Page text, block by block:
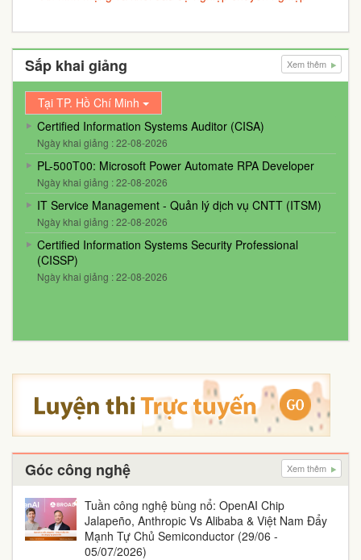
Sắp khai giảng Xem thêm
Tại TP. Hồ Chí Minh
Certified Information Systems Auditor (CISA)
Ngày khai giảng : 22-08-2026
PL-500T00: Microsoft Power Automate RPA Developer
Ngày khai giảng : 22-08-2026
IT Service Management - Quản lý dịch vụ CNTT (ITSM)
Ngày khai giảng : 22-08-2026
Certified Information Systems Security Professional
(CISSP)
Ngày khai giảng : 22-08-2026
Góc công nghệ Xem thêm
Tuần công nghệ bùng nổ: OpenAI Chip
Jalapeño, Anthropic Vs Alibaba & Việt Nam Đẩy
Mạnh Tự Chủ Semiconductor (29/06 -
05/07/2026)